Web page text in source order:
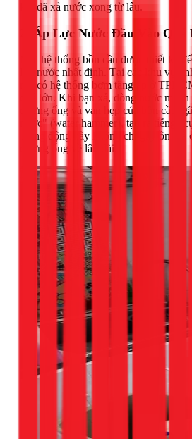
khi đã xả nước xong từ lâu.
2. Áp Lực Nước Đầu Vào Quá
Mỗi hệ thống bồn cầu được thiết kế
lực nước nhất định. Tại các khu vực
nơi có hệ thống bơm tăng áp ở
quá lớn. Khi bạn xả, dòng nước
đường ống và van hẹp của bồn cầu,
nước" (water hammer), tạo ra tiếng
Tiếng động này không chỉ gây ồn mà
đường ống về lâu dài.